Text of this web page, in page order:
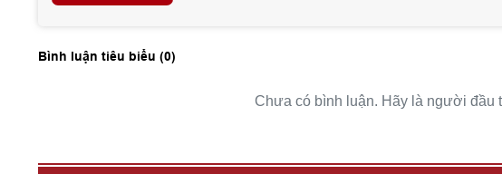
Bình luận tiêu biểu (0)
Chưa có bình luận. Hãy là người đầu